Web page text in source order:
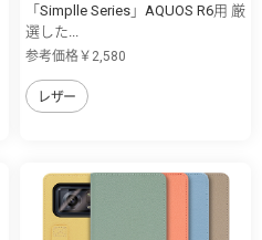
「Simplle Series」AQUOS R6用 厳
選した...
参考価格￥2,580
レザー